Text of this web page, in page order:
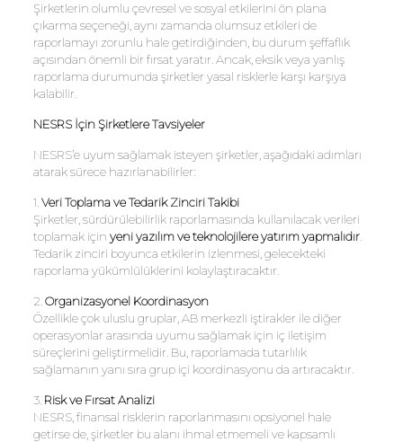
Şirketlerin olumlu çevresel ve sosyal etkilerini ön plana
çıkarma seçeneği, aynı zamanda olumsuz etkileri de
raporlamayı zorunlu hale getirdiğinden, bu durum şeffaflık
açısından önemli bir fırsat yaratır. Ancak, eksik veya yanlış
raporlama durumunda şirketler yasal risklerle karşı karşıya
kalabilir.
NESRS İçin Şirketlere Tavsiyeler
NESRS’e uyum sağlamak isteyen şirketler, aşağıdaki adımları
atarak sürece hazırlanabilirler:
1. Veri Toplama ve Tedarik Zinciri Takibi
Şirketler, sürdürülebilirlik raporlamasında kullanılacak verileri
toplamak için yeni yazılım ve teknolojilere yatırım yapmalıdır.
Tedarik zinciri boyunca etkilerin izlenmesi, gelecekteki
raporlama yükümlülüklerini kolaylaştıracaktır.
2. Organizasyonel Koordinasyon
Özellikle çok uluslu gruplar, AB merkezli iştirakler ile diğer
operasyonlar arasında uyumu sağlamak için iç iletişim
süreçlerini geliştirmelidir. Bu, raporlamada tutarlılık
sağlamanın yanı sıra grup içi koordinasyonu da artıracaktır.
3. Risk ve Fırsat Analizi
NESRS, finansal risklerin raporlanmasını opsiyonel hale
getirse de, şirketler bu alanı ihmal etmemeli ve kapsamlı